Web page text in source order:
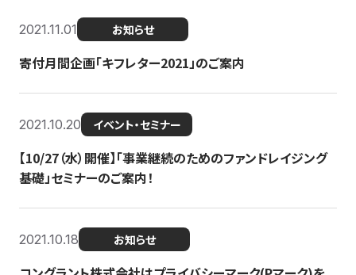
2021.11.01 お知らせ
寄付月間企画「キフレター2021」のご案内
2021.10.20 イベント・セミナー
【10/27（水）開催】「事業継続のためのファンドレイジング
基礎」セミナーのご案内！
2021.10.18 お知らせ